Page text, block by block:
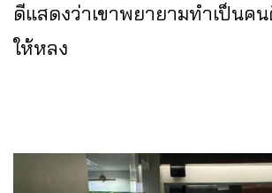
ดีแสดงว่าเขาพยายามทำเป็นค
ให้หลง